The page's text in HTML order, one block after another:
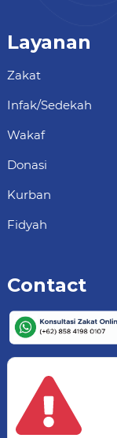
Layanan
Zakat
Infak/Sedekah
Wakaf
Donasi
Kurban
Fidyah
Contact